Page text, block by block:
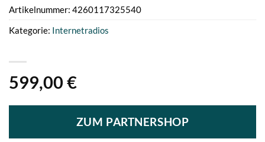
599,00 €
ZUM PARTNERSHOP
Artikelnummer: 4260117325540
Kategorie: Internetradios